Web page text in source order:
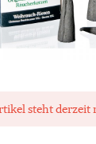
steht